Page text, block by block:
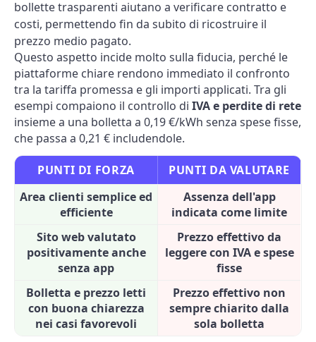
bollette trasparenti aiutano a verificare contratto e
costi, permettendo fin da subito di ricostruire il
prezzo medio pagato.
Questo aspetto incide molto sulla fiducia, perché le
piattaforme chiare rendono immediato il confronto
tra la tariffa promessa e gli importi applicati. Tra gli
esempi compaiono il controllo di IVA e perdite di rete
insieme a una bolletta a 0,19 €/kWh senza spese fisse,
che passa a 0,21 € includendole.
PUNTI DI FORZA
PUNTI DA VALUTARE
Area clienti semplice ed
efficiente
Assenza dell'app
indicata come limite
Sito web valutato
positivamente anche
senza app
Prezzo effettivo da
leggere con IVA e spese
fisse
Bolletta e prezzo letti
con buona chiarezza
nei casi favorevoli
Prezzo effettivo non
sempre chiarito dalla
sola bolletta